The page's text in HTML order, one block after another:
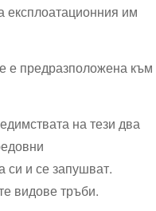
експлоатационния им
е предразположена към
на тези два
си и се запушват.
видове тръби.